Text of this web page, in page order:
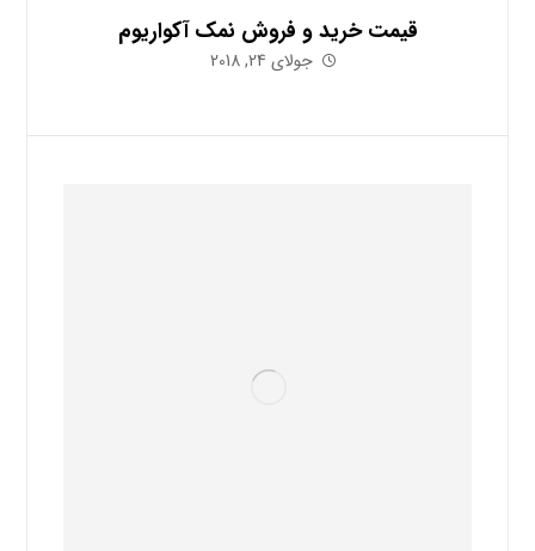
قیمت خرید و فروش نمک آکواریوم
جولای 24, 2018